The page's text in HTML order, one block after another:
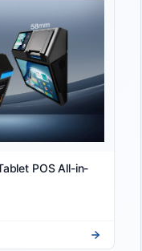
POS All-in-